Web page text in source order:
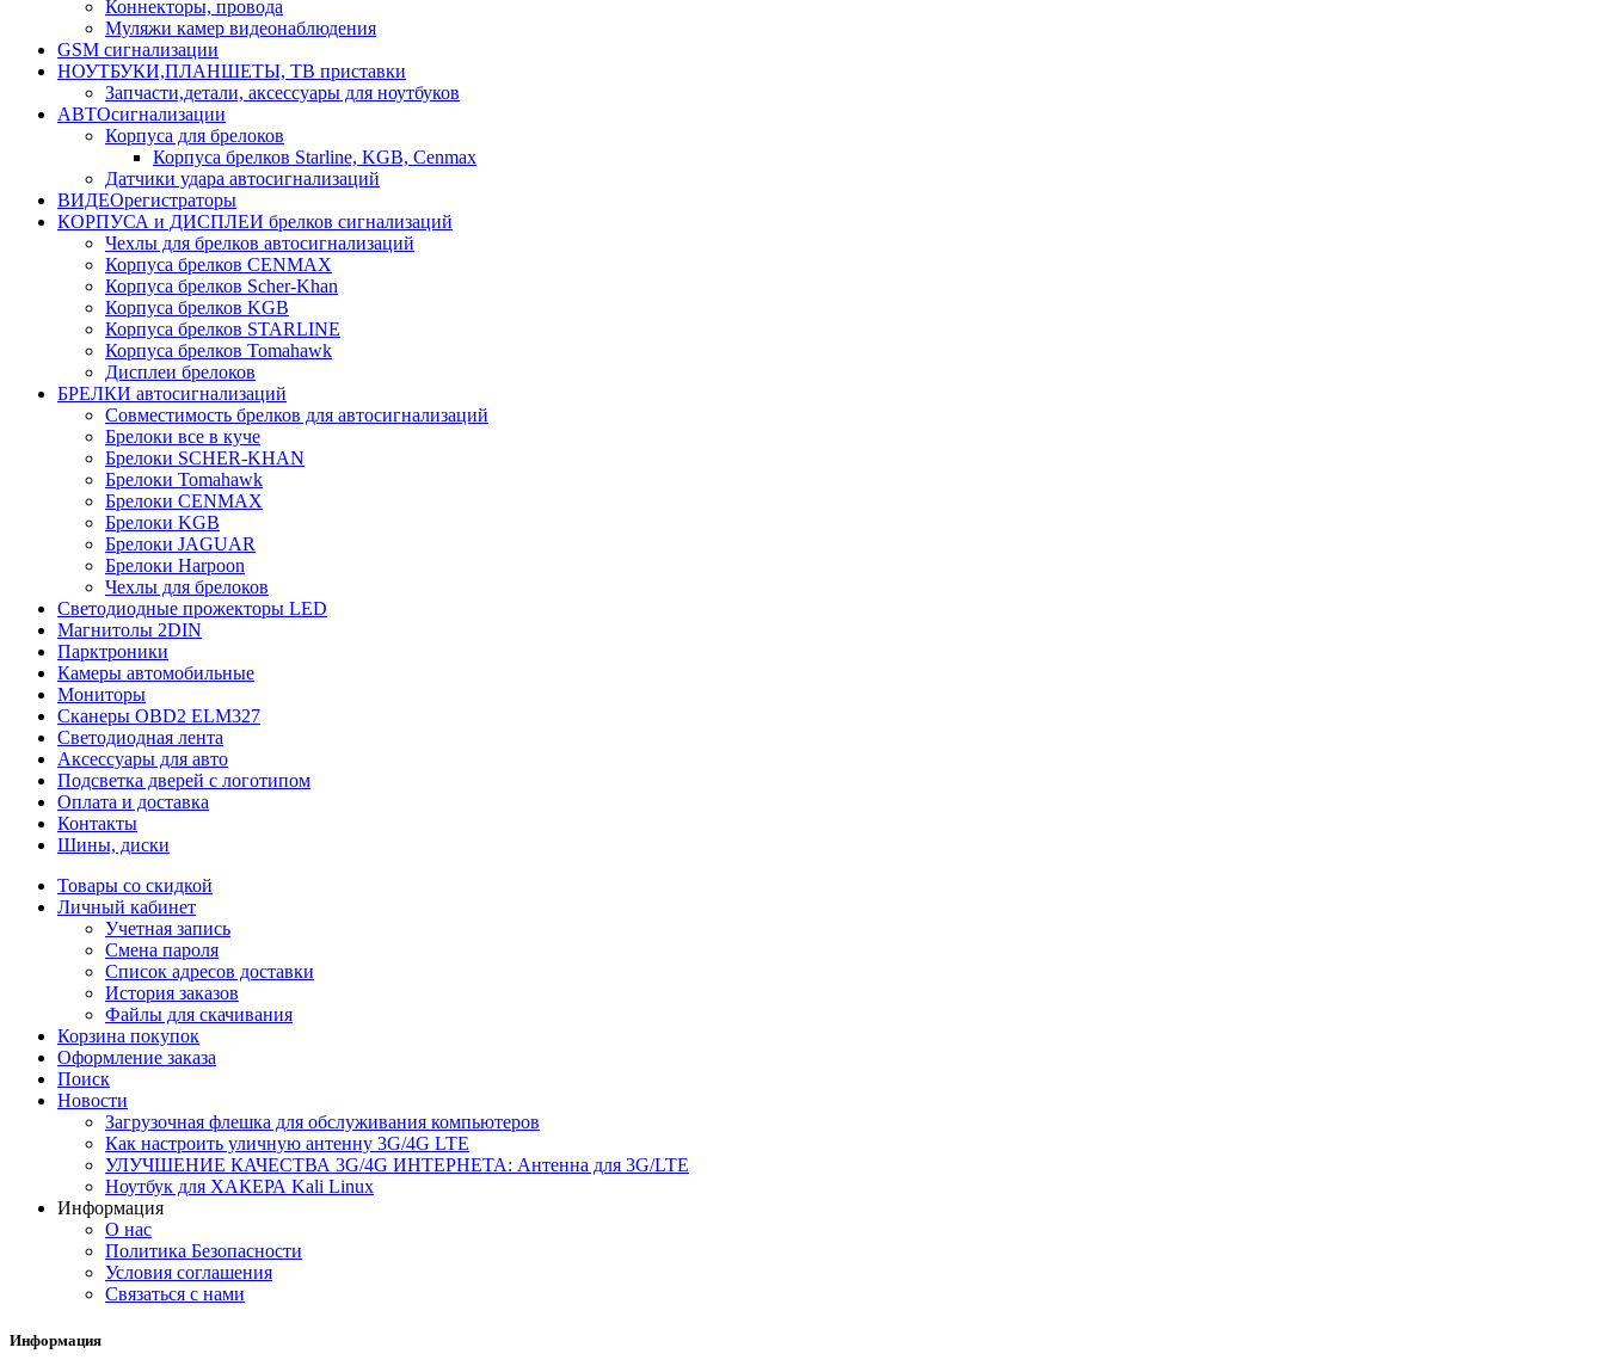
Коннекторы, провода
Муляжи камер видеонаблюдения
GSM сигнализации
НОУТБУКИ,ПЛАНШЕТЫ, ТВ приставки
Запчасти,детали, аксессуары для ноутбуков
АВТОсигнализации
Корпуса для брелоков
Корпуса брелков Starline, KGB, Cenmax
Датчики удара автосигнализаций
ВИДЕОрегистраторы
КОРПУСА и ДИСПЛЕИ брелков сигнализаций
Чехлы для брелков автосигнализаций
Корпуса брелков CENMAX
Корпуса брелков Scher-Khan
Корпуса брелков KGB
Корпуса брелков STARLINE
Корпуса брелков Tomahawk
Дисплеи брелоков
БРЕЛКИ автосигнализаций
Совместимость брелков для автосигнализаций
Брелоки все в куче
Брелоки SCHER-KHAN
Брелоки Tomahawk
Брелоки CENMAX
Брелоки KGB
Брелоки JAGUAR
Брелоки Harpoon
Чехлы для брелоков
Светодиодные прожекторы LED
Магнитолы 2DIN
Парктроники
Камеры автомобильные
Мониторы
Сканеры OBD2 ELM327
Светодиодная лента
Аксессуары для авто
Подсветка дверей с логотипом
Оплата и доставка
Контакты
Шины, диски
Товары со скидкой
Личный кабинет
Учетная запись
Смена пароля
Список адресов доставки
История заказов
Файлы для скачивания
Корзина покупок
Оформление заказа
Поиск
Новости
Загрузочная флешка для обслуживания компьютеров
Как настроить уличную антенну 3G/4G LTE
УЛУЧШЕНИЕ КАЧЕСТВА 3G/4G ИНТЕРНЕТА: Антенна для 3G/LTE
Ноутбук для ХАКЕРА Kali Linux
Информация
О нас
Политика Безопасности
Условия соглашения
Связаться с нами
Информация